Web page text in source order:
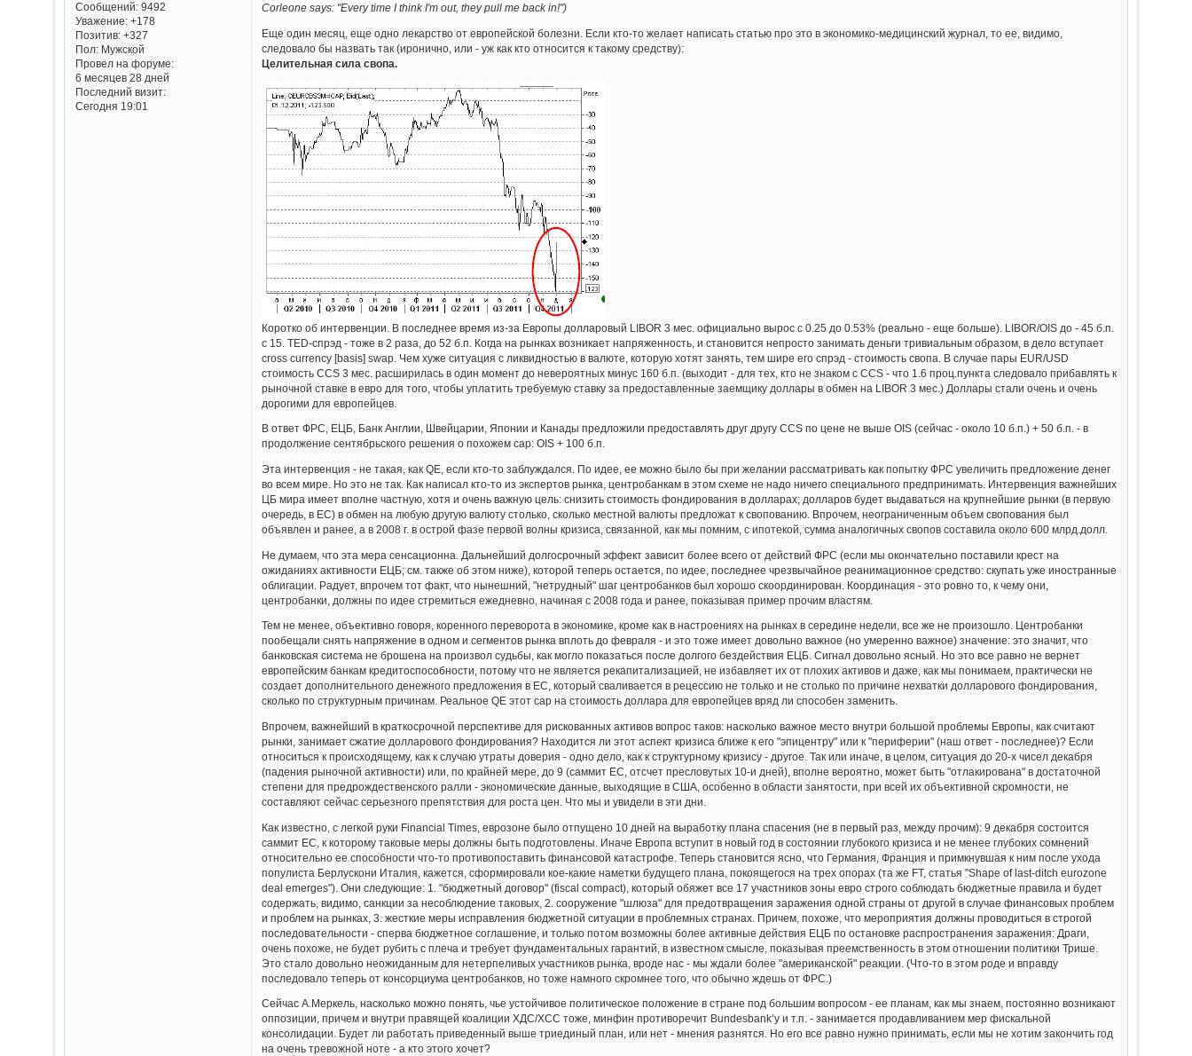
Сообщений:9492
Уважение: +178
Позитив: +327
Пол:Мужской
Провел на форуме:
6 месяцев 28 дней
Последний визит:
Сегодня 19:01
Corleone says: "Every time I think I'm out, they pull me back in!")
Еще один месяц, еще одно лекарство от европейской болезни. Если кто-то желает написать статью про это в экономико-медицинский журнал, то ее, видимо,
следовало бы назвать так (иронично, или - уж как кто относится к такому средству):
Целительная сила свопа.
Коротко об интервенции. В последнее время из-за Европы долларовый LIBOR 3 мес. официально вырос с 0.25 до 0.53% (реально - еще больше). LIBOR/OIS до - 45 б.п.
с 15. ТED-спрэд - тоже в 2 раза, до 52 б.п. Когда на рынках возникает напряженность, и становится непросто занимать деньги тривиальным образом, в дело вступает
cross currency [basis] swap. Чем хуже ситуация с ликвидностью в валюте, которую хотят занять, тем шире его спрэд - стоимость свопа. В случае пары EUR/USD
стоимость CCS 3 мес. расширилась в один момент до невероятных минус 160 б.п. (выходит - для тех, кто не знаком с CCS - что 1.6 проц.пункта следовало прибавлять к
рыночной ставке в евро для того, чтобы уплатить требуемую ставку за предоставленные заемщику доллары в обмен на LIBOR 3 мес.) Доллары стали очень и очень
дорогими для европейцев.
В ответ ФРС, ЕЦБ, Банк Англии, Швейцарии, Японии и Канады предложили предоставлять друг другу CCS по цене не выше OIS (сейчас - около 10 б.п.) + 50 б.п. - в
продолжение сентябрьского решения о похожем cap: OIS + 100 б.п.
Эта интервенция - не такая, как QE, если кто-то заблуждался. По идее, ее можно было бы при желании рассматривать как попытку ФРС увеличить предложение денег
во всем мире. Но это не так. Как написал кто-то из экспертов рынка, центробанкам в этом схеме не надо ничего специального предпринимать. Интервенция важнейших
ЦБ мира имеет вполне частную, хотя и очень важную цель: снизить стоимость фондирования в долларах; долларов будет выдаваться на крупнейшие рынки (в первую
очередь, в ЕС) в обмен на любую другую валюту столько, сколько местной валюты предложат к свопованию. Впрочем, неограниченным объем свопования был
объявлен и ранее, а в 2008 г. в острой фазе первой волны кризиса, связанной, как мы помним, с ипотекой, сумма аналогичных свопов составила около 600 млрд.долл.
Не думаем, что эта мера сенсационна. Дальнейший долгосрочный эффект зависит более всего от действий ФРС (если мы окончательно поставили крест на
ожиданиях активности ЕЦБ; см. также об этом ниже), которой теперь остается, по идее, последнее чрезвычайное реанимационное средство: скупать уже иностранные
облигации. Радует, впрочем тот факт, что нынешний, "нетрудный" шаг центробанков был хорошо скоординирован. Координация - это ровно то, к чему они,
центробанки, должны по идее стремиться ежедневно, начиная с 2008 года и ранее, показывая пример прочим властям.
Тем не менее, объективно говоря, коренного переворота в экономике, кроме как в настроениях на рынках в середине недели, все же не произошло. Центробанки
пообещали снять напряжение в одном и сегментов рынка вплоть до февраля - и это тоже имеет довольно важное (но умеренно важное) значение: это значит, что
банковская система не брошена на произвол судьбы, как могло показаться после долгого бездействия ЕЦБ. Сигнал довольно ясный. Но это все равно не вернет
европейским банкам кредитоспособности, потому что не является рекапитализацией, не избавляет их от плохих активов и даже, как мы понимаем, практически не
создает дополнительного денежного предложения в ЕС, который сваливается в рецессию не только и не столько по причине нехватки долларового фондирования,
сколько по структурным причинам. Реальное QE этот cap на стоимость доллара для европейцев вряд ли способен заменить.
Впрочем, важнейший в краткосрочной перспективе для рискованных активов вопрос таков: насколько важное место внутри большой проблемы Европы, как считают
рынки, занимает сжатие долларового фондирования? Находится ли этот аспект кризиса ближе к его "эпицентру" или к "периферии" (наш ответ - последнее)? Если
относиться к происходящему, как к случаю утраты доверия - одно дело, как к структурному кризису - другое. Так или иначе, в целом, ситуация до 20-х чисел декабря
(падения рыночной активности) или, по крайней мере, до 9 (саммит ЕС, отсчет пресловутых 10-и дней), вполне вероятно, может быть "отлакирована" в достаточной
степени для предрождественского ралли - экономические данные, выходящие в США, особенно в области занятости, при всей их объективной скромности, не
составляют сейчас серьезного препятствия для роста цен. Что мы и увидели в эти дни.
Как известно, с легкой руки Financial Times, еврозоне было отпущено 10 дней на выработку плана спасения (не в первый раз, между прочим): 9 декабря состоится
саммит ЕС, к которому таковые меры должны быть подготовлены. Иначе Европа вступит в новый год в состоянии глубокого кризиса и не менее глубоких сомнений
относительно ее способности что-то противопоставить финансовой катастрофе. Теперь становится ясно, что Германия, Франция и примкнувшая к ним после ухода
популиста Берлускони Италия, кажется, сформировали кое-какие наметки будущего плана, покоящегося на трех опорах (та же FT, статья "Shape of last-ditch eurozone
deal emerges"). Они следующие: 1. "бюджетный договор" (fiscal compact), который обяжет все 17 участников зоны евро строго соблюдать бюджетные правила и будет
содержать, видимо, санкции за несоблюдение таковых, 2. сооружение "шлюза" для предотвращения заражения одной страны от другой в случае финансовых проблем
и проблем на рынках, 3. жесткие меры исправления бюджетной ситуации в проблемных странах. Причем, похоже, что мероприятия должны проводиться в строгой
последовательности - сперва бюджетное соглашение, и только потом возможны более активные действия ЕЦБ по остановке распространения заражения: Драги,
очень похоже, не будет рубить с плеча и требует фундаментальных гарантий, в известном смысле, показывая преемственность в этом отношении политики Трише.
Это стало довольно неожиданным для нетерпеливых участников рынка, вроде нас - мы ждали более "американской" реакции. (Что-то в этом роде и вправду
последовало теперь от консорциума центробанков, но тоже намного скромнее того, что обычно ждешь от ФРС.)
Сейчас А.Меркель, насколько можно понять, чье устойчивое политическое положение в стране под большим вопросом - ее планам, как мы знаем, постоянно возникают
оппозиции, причем и внутри правящей коалиции ХДС/ХСС тоже, минфин противоречит Bundesbank’у и т.п. - занимается продавливанием мер фискальной
консолидации. Будет ли работать приведенный выше триединый план, или нет - мнения разнятся. Но его все равно нужно принимать, если мы не хотим закончить год
на очень тревожной ноте - а кто этого хочет?